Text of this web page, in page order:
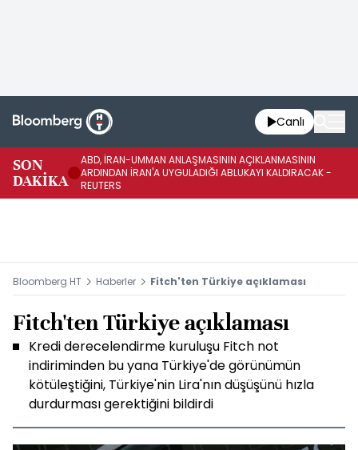
Canlı
SON
DAKİKA
ABD, İRAN-UMMAN ANLAŞMASININ AÇIKLANMASININ
ARDINDAN İRAN'A UYGULADIĞI ABLUKAYI KALDIRACAK -
REUTERS
Bloomberg HT Haberler Fitch'ten Türkiye açıklaması
Fitch'ten Türkiye açıklaması
Kredi derecelendirme kuruluşu Fitch not
indiriminden bu yana Türkiye'de görünümün
kötüleştiğini, Türkiye'nin Lira'nın düşüşünü hızla
durdurması gerektiğini bildirdi